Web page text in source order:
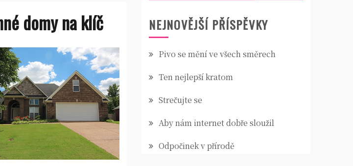
domy na klíč NEJNOVĚJŠÍ PŘÍSPĚVKY
Pivo se mění ve všech směrech
Ten nejlepší kratom
Strečujte se
Aby nám internet dobře sloužil
Odpočinek v přírodě